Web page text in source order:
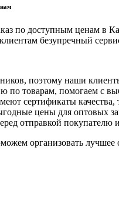
по доступным ценам в
безупречный
поэтому наши
по товарам, помогаем с
сертификаты
цены для оптовых
отправкой покупателю
организовать